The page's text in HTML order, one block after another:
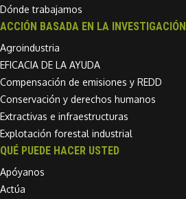
Dónde trabajamos
ACCIÓN BASADA EN LA INVESTIGACIÓN
Agroindustria
EFICACIA DE LA AYUDA
Compensación de emisiones y REDD
Conservación y derechos humanos
Extractivas e infraestructuras
Explotación forestal industrial
QUÉ PUEDE HACER USTED
Apóyanos
Actúa